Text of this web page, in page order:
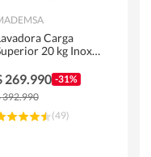
Carga
20 kg Inox
269.990 -31%
392.990
(49)